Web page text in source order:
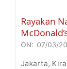
Rayakan
2022-
03-
ON: 07/03/
Jakarta,